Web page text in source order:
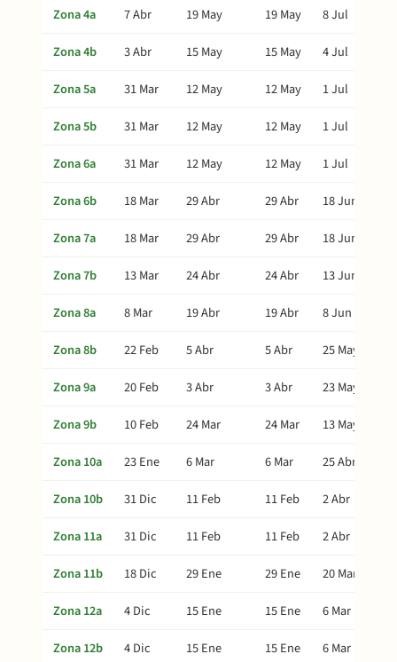
Zona 4a
7 Abr 19 May 19 May
8 Jul
Zona 4b
3 Abr 15 May 15 May
4 Jul
Zona 5a
31 Mar 12 May 12 May
1 Jul
Zona 5b
31 Mar 12 May 12 May
1 Jul
Zona 6a
31 Mar 12 May 12 May
1 Jul
Zona 6b
18 Mar 29 Abr 29 Abr
18 Jun
Zona 7a
18 Mar 29 Abr 29 Abr
18 Jun
Zona 7b
13 Mar 24 Abr 24 Abr
13 Jun
Zona 8a
8 Mar 19 Abr 19 Abr
8 Jun
Zona 8b
22 Feb 5 Abr 5 Abr
25 May
Zona 9a
20 Feb 3 Abr 3 Abr
23 May
Zona 9b
10 Feb 24 Mar 24 Mar
13 May
Zona 10a
23 Ene 6 Mar 6 Mar
25 Abr
Zona 10b
31 Dic 11 Feb 11 Feb
2 Abr
Zona 11a
31 Dic 11 Feb 11 Feb
2 Abr
Zona 11b
18 Dic 29 Ene 29 Ene
20 Mar
Zona 12a
4 Dic 15 Ene 15 Ene
6 Mar
Zona 12b
4 Dic 15 Ene 15 Ene 6 Mar